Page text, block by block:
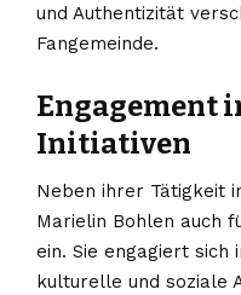
und Authentizität
Fangemeinde.
Engagement
Initiativen
Neben ihrer Tätigkeit
Marielin Bohlen auch
ein. Sie engagiert
kulturelle und soziale